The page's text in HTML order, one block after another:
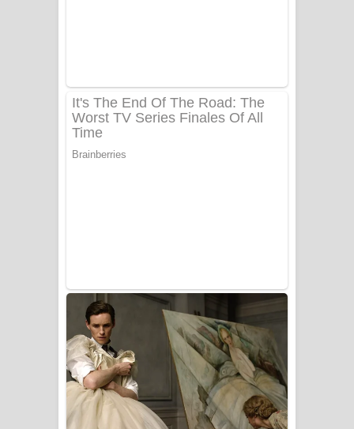
Sanda Babalena Song Lyrics - සඳ
Katakara Song Lyrics - කටකාර ගීතයේ
පද පෙළ
Tharu Yaye Dilena Song Lyrics - තරු
යායේ දිලෙනා ගීතයේ පද පෙළ